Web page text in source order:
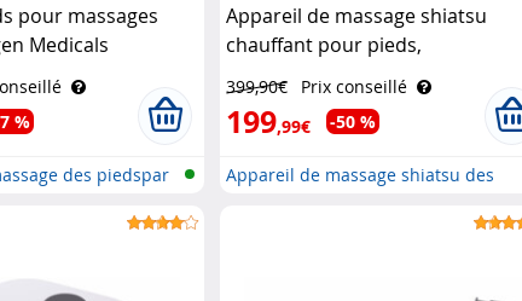
pour massages
Medicals
%
des piedspar
Appareil de massage shiatsu
chauffant pour pieds,
télécommandé Newgen Medicals
399,90€ Prix conseillé
199,99€ -50 %
Appareil de massage shiatsu des